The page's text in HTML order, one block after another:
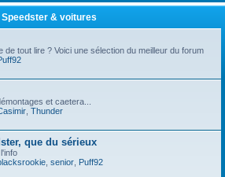
Speedster & voitures
de tout lire ? Voici une sélection du meilleur du forum
et caetera...
Thunder
que du sérieux
senior Puff92